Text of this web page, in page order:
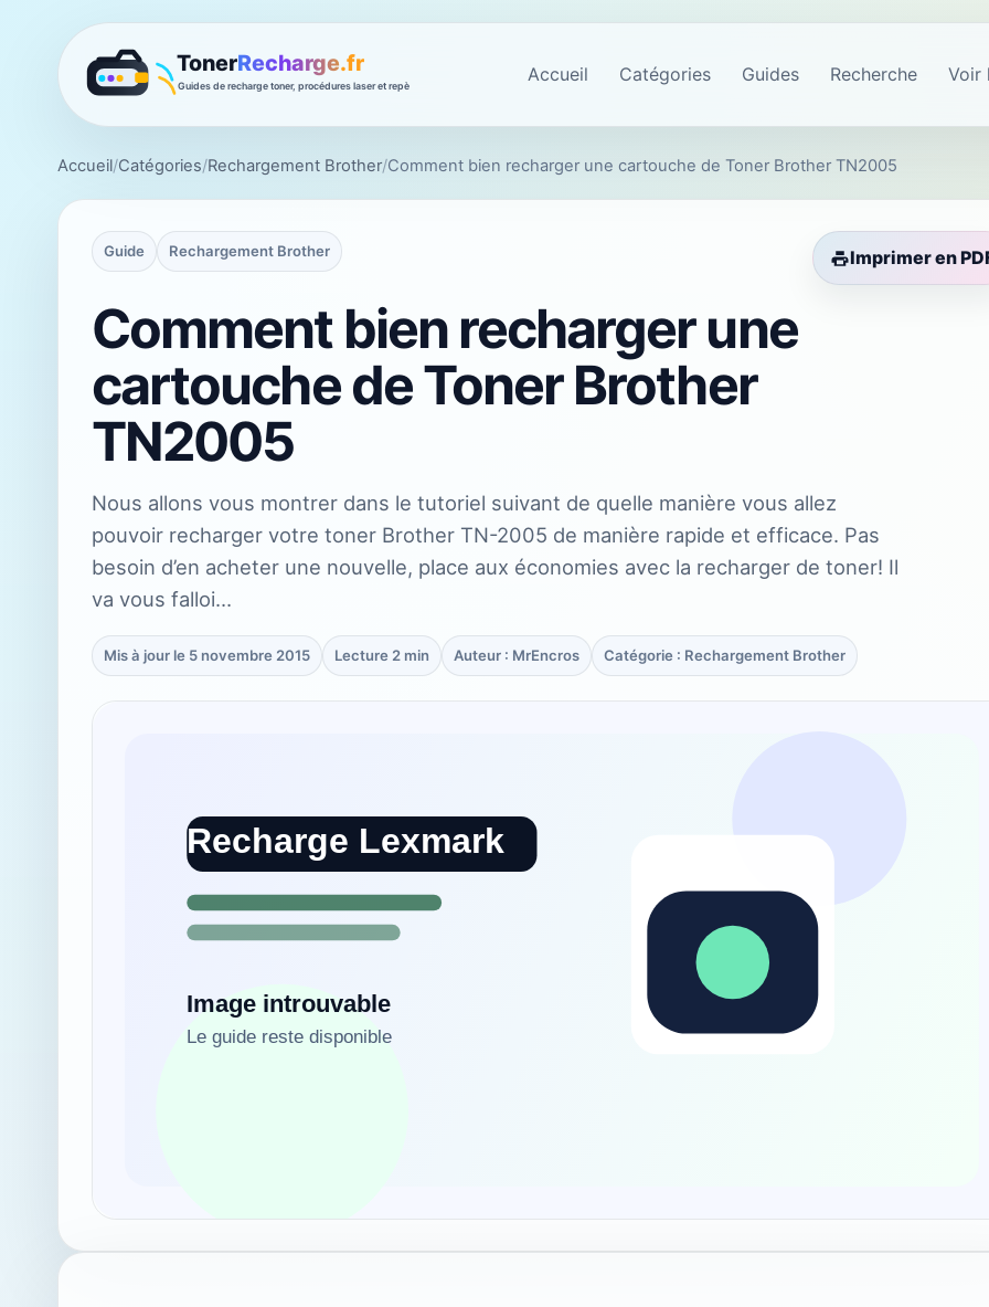
Accueil Catégories Guides Recherche Voir
Accueil/Catégories/Rechargement Brother/Comment bien recharger une cartouche de Toner Brother TN2005
Guide Rechargement Brother Imprimer en
Comment bien recharger une
cartouche de Toner Brother
TN2005
Nous allons vous montrer dans le tutoriel suivant de quelle manière vous allez
pouvoir recharger votre toner Brother TN-2005 de manière rapide et efficace. Pas
besoin d’en acheter une nouvelle, place aux économies avec la recharger de toner! Il
va vous falloi…
Mis à jour le 5 novembre 2015 Lecture 2 min Auteur : MrEncros Catégorie : Rechargement Brother